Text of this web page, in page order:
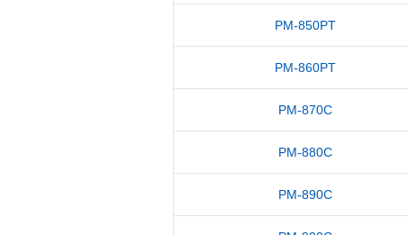
PM-850PT
PM-860PT
PM-870C
PM-880C
PM-890C